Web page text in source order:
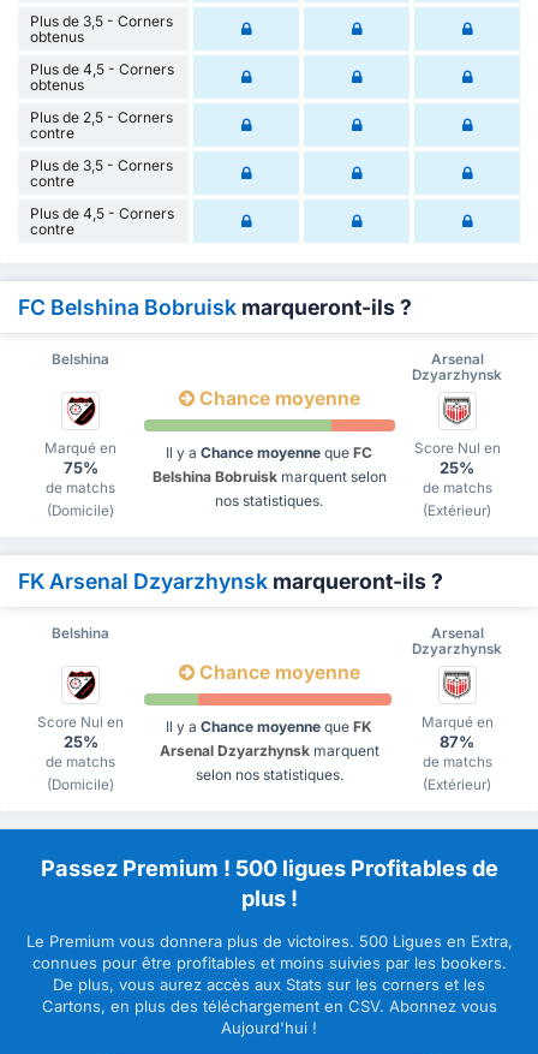
Plus de 3,5 - Corners
obtenus
Plus de 4,5 - Corners
obtenus
Plus de 2,5 - Corners
contre
Plus de 3,5 - Corners
contre
Plus de 4,5 - Corners
contre
FC Belshina Bobruisk marqueront-ils ?
Belshina
Arsenal
Dzyarzhynsk
Marqué en
75%
de matchs
(Domicile)
Chance moyenne
Il y a Chance moyenne que FC
Belshina Bobruiskmarquent selon
nos statistiques.
Score Nul en
25%
de matchs
(Extérieur)
FK Arsenal Dzyarzhynsk marqueront-ils ?
Belshina
Arsenal
Dzyarzhynsk
Score Nul en
25%
de matchs
(Domicile)
Chance moyenne
Il y a Chance moyenne que FK
Arsenal Dzyarzhynskmarquent
selon nos statistiques.
Marqué en
87%
de matchs
(Extérieur)
Passez Premium ! 500 ligues Profitables de
plus !
Le Premium vous donnera plus de victoires. 500 Ligues en Extra,
connues pour être profitables et moins suivies par les bookers.
De plus, vous aurez accès aux Stats sur les corners et les
Cartons, en plus des téléchargement en CSV. Abonnez vous
Aujourd'hui !